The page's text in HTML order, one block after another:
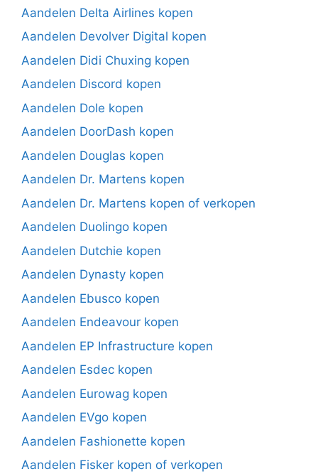
Aandelen Delta Airlines kopen
Aandelen Devolver Digital kopen
Aandelen Didi Chuxing kopen
Aandelen Discord kopen
Aandelen Dole kopen
Aandelen DoorDash kopen
Aandelen Douglas kopen
Aandelen Dr. Martens kopen
Aandelen Dr. Martens kopen of verkopen
Aandelen Duolingo kopen
Aandelen Dutchie kopen
Aandelen Dynasty kopen
Aandelen Ebusco kopen
Aandelen Endeavour kopen
Aandelen EP Infrastructure kopen
Aandelen Esdec kopen
Aandelen Eurowag kopen
Aandelen EVgo kopen
Aandelen Fashionette kopen
Aandelen Fisker kopen of verkopen